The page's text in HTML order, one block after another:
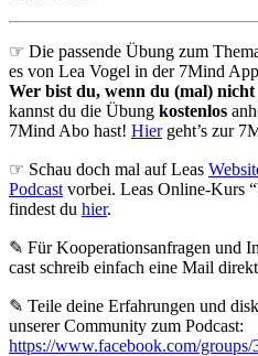
☞ Die passende Übung zum
es von Lea Vogel in der 7Mind
Wer bist du, wenn du (mal)
kannst du die Übung kostenlos
7Mind Abo hast! Hiergeht’s zur
☞ Schau doch mal auf Leas
Podcast vorbei. Leas Online-Kurs
findest du hier.
✎ Für Koope­ra­ti­ons­an­fra­gen und
cast schreib ein­fach eine Mail
✎ Teile deine Erfahrungen und
unserer Community zum Podcast:
https://www.facebook.com/groups/